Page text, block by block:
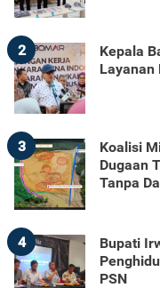
2
Kepala
Layanan
3
Koalisi
Dugaan
Tanpa
4
Bupati
PSN